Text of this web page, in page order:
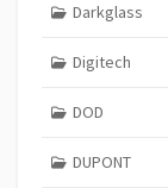
Darkglass
Digitech
DOD
DUPONT